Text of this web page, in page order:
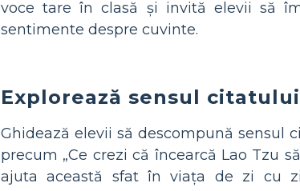
voce tare în clasă și invită elevii să
sentimente despre cuvinte.
Explorează sensul
Ghidează elevii să descompună sensul
precum „Ce crezi că încearcă Lao Tzu
ajuta această sfat în viața de zi cu